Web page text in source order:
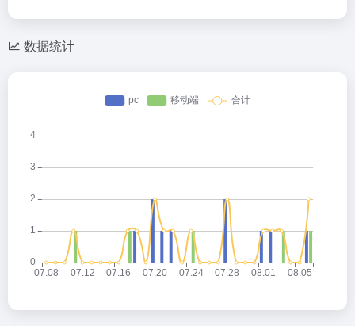
数据统计